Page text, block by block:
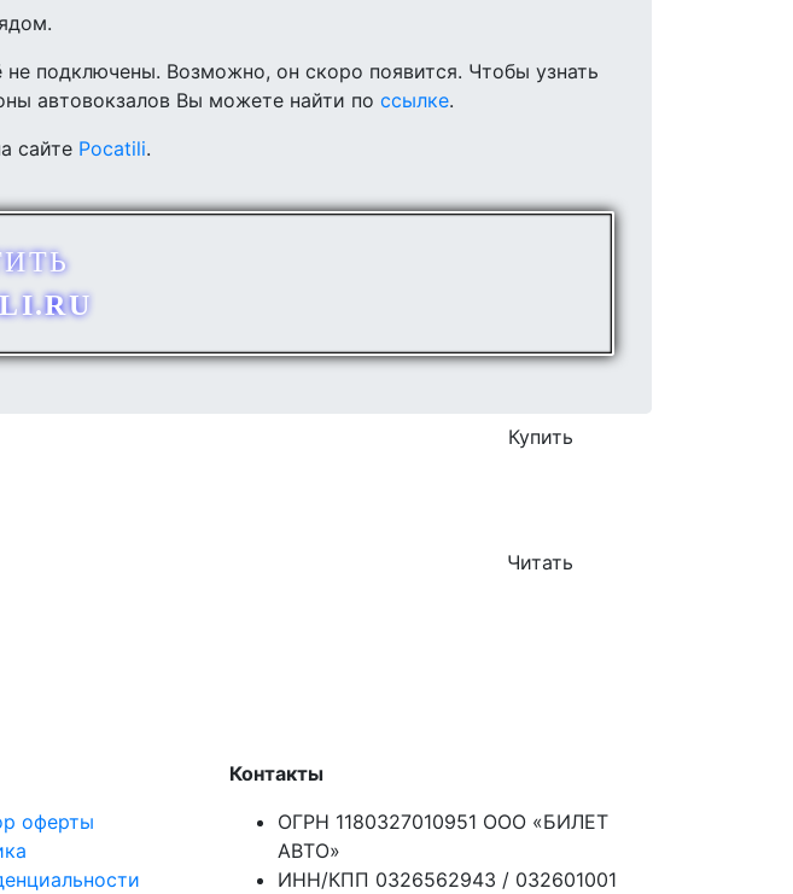
подключены. Возможно, он скоро появится. Чтобы узнать
автовокзалов Вы можете найти по ссылке.
сайте Pocatili.
Купить
Читать
оферты
Контакты
ОГРН 1180327010951 ООО «БИЛЕТ
АВТО»
ИНН/КПП 0326562943 / 032601001